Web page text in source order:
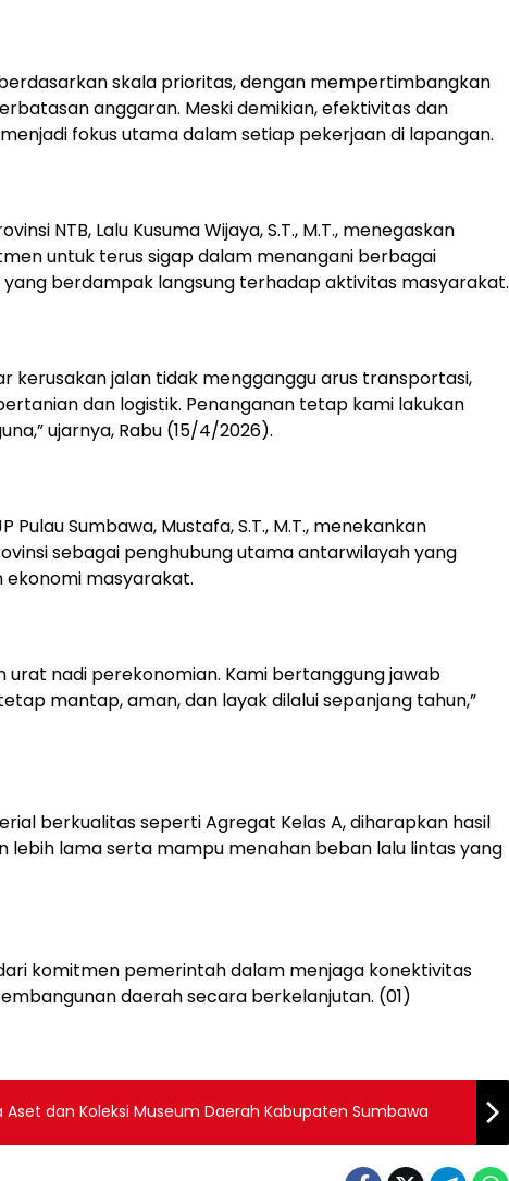
skala prioritas, dengan mempertimbangkan
anggaran. Meski demikian, efektivitas dan
fokus utama dalam setiap pekerjaan di lapangan.
NTB, Lalu Kusuma Wijaya, S.T., M.T., menegaskan
untuk terus sigap dalam menangani berbagai
berdampak langsung terhadap aktivitas masyarakat.
kerusakan jalan tidak mengganggu arus transportasi,
dan logistik. Penanganan tetap kami lakukan
ujarnya, Rabu (15/4/2026).
Pulau Sumbawa, Mustafa, S.T., M.T., menekankan
sebagai penghubung utama antarwilayah yang
masyarakat.
urat nadi perekonomian. Kami bertanggung jawab
mantap, aman, dan layak dilalui sepanjang tahun,”
berkualitas seperti Agregat Kelas A, diharapkan hasil
lama serta mampu menahan beban lalu lintas yang
komitmen pemerintah dalam menjaga konektivitas
daerah secara berkelanjutan. (01)
Aset dan Koleksi Museum Daerah Kabupaten Sumbawa